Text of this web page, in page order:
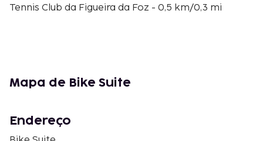
Tennis Club da Figueira da Foz - 0,5 km/0,3 mi
Praia do Cabedelo - 6 km/3,7 mi
Cabo Mondego - 6,4 km/4 mi
Praia da Costa de Lavos - 12 km/7,4 mi
Praia de Quiaios - 15,3 km/9,5 mi
Mapa de Bike Suite
Endereço